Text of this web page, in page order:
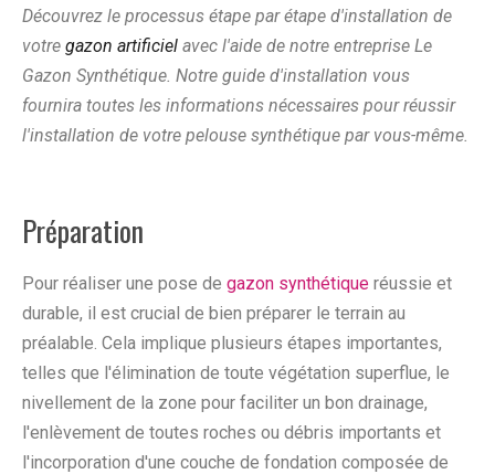
Découvrez le processus étape par étape d'installation de
votre gazon artificiel avec l'aide de notre entreprise Le
Gazon Synthétique. Notre guide d'installation vous
fournira toutes les informations nécessaires pour réussir
l'installation de votre pelouse synthétique par vous-même.
Préparation
Pour réaliser une pose de gazon synthétique réussie et
durable, il est crucial de bien préparer le terrain au
préalable. Cela implique plusieurs étapes importantes,
telles que l'élimination de toute végétation superflue, le
nivellement de la zone pour faciliter un bon drainage,
l'enlèvement de toutes roches ou débris importants et
l'incorporation d'une couche de fondation composée de